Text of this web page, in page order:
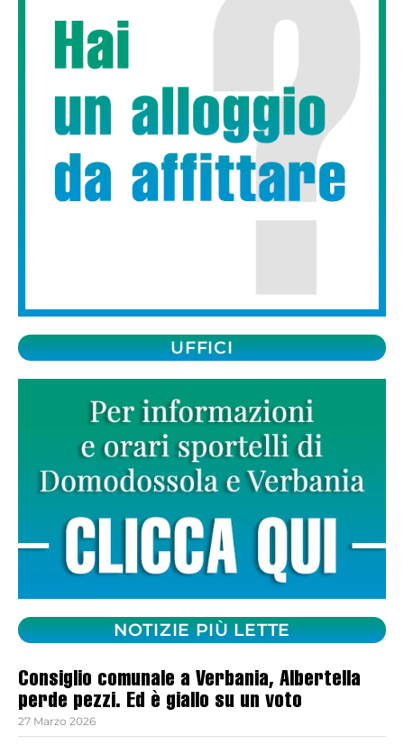
UFFICI
NOTIZIE PIÙ LETTE
Consiglio comunale a Verbania, Albertella
perde pezzi. Ed è giallo su un voto
27 Marzo 2026